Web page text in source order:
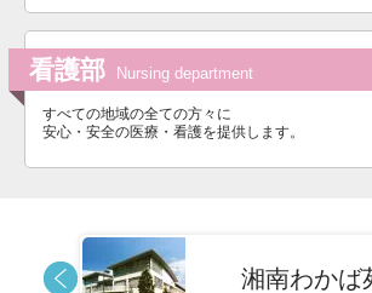
看護部 Nursing department
すべての地域の全ての方々に
安心・安全の医療・看護を提供します。
湘南わかば苑